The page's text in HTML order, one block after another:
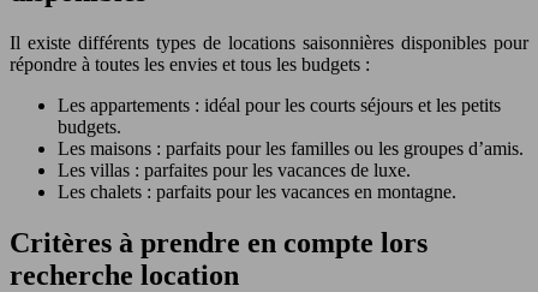
Il existe différents types de locations saisonnières disponibles pour
répondre à toutes les envies et tous les budgets :
Les appartements : idéal pour les courts séjours et les petits
budgets.
Les maisons : parfaits pour les familles ou les groupes d’amis.
Les villas : parfaites pour les vacances de luxe.
Les chalets : parfaits pour les vacances en montagne.
Critères à prendre en compte lors
recherche location